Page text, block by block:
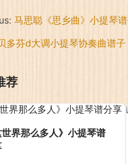
马思聪《思乡曲》小提琴谱
多芬d大调小提琴协奏曲谱子
荐
世界那么多人》小提琴谱